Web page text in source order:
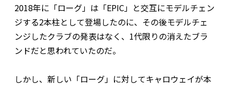
2018年に「ローグ」は「EPIC」と交互にモデルチェン
ジする2本柱として登場したのに、その後モデルチェ
ンジしたクラブの発表はなく、1代限りの消えたブラ
ンドだと思われていたのだ。
しかし、新しい「ローグ」に対してキャロウェイが本